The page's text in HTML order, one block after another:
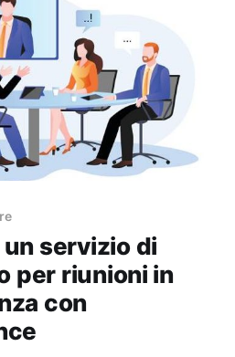
servizio di
per riunioni in
con